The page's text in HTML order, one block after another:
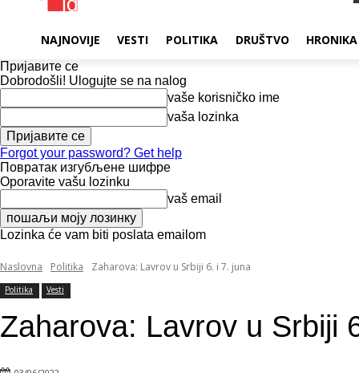
NAJNOVIJE VESTI POLITIKA DRUŠTVO HRONIKA
Пријавите се
Dobrodošli! Ulogujte se na nalog
vaše korisničko ime
vaša lozinka
Forgot your password? Get help
Повратак изгубљене шифре
Oporavite vašu lozinku
vaš email
Lozinka će vam biti poslata emailom
Naslovna Politika Zaharova: Lavrov u Srbiji 6. i 7. juna
Politika Vesti
Zaharova: Lavrov u Srbiji